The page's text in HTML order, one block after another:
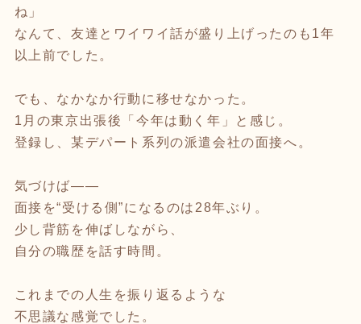
ね」
なんて、友達とワイワイ話が盛り上げったのも1年
以上前でした。
でも、なかなか行動に移せなかった。
1月の東京出張後「今年は動く年」と感じ。
登録し、某デパート系列の派遣会社の面接へ。
気づけば——
面接を“受ける側”になるのは28年ぶり。
少し背筋を伸ばしながら、
自分の職歴を話す時間。
これまでの人生を振り返るような
不思議な感覚でした。